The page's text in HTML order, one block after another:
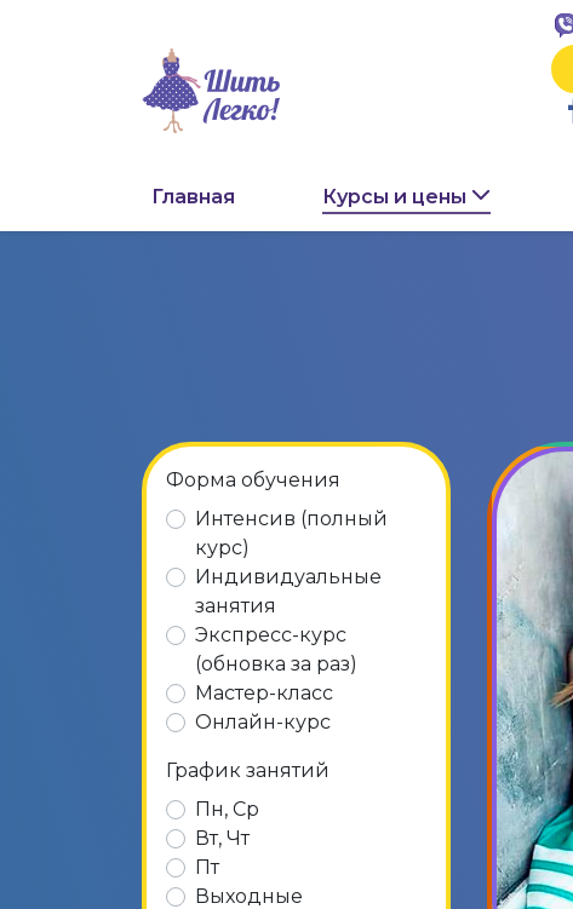
Главная Курсы и цены
Форма обучения
Интенсив (полный
курс)
Индивидуальные
занятия
Экспресс-курс
(обновка за раз)
Мастер-класс
Онлайн-курс
График занятий
Пн, Ср
Вт, Чт
Пт
Выходные